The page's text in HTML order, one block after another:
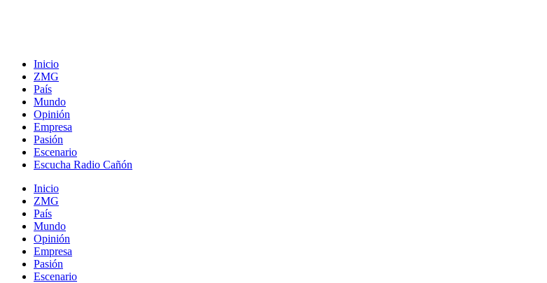
Inicio
ZMG
País
Mundo
Opinión
Empresa
Pasión
Escenario
Escucha Radio Cañón
Inicio
ZMG
País
Mundo
Opinión
Empresa
Pasión
Escenario